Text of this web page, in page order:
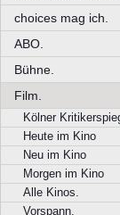
choices mag ich.
ABO.
Bühne.
Film.
Kölner
Heute im Kino
Neu im Kino
Morgen im Kino
Alle Kinos.
Vorspann.